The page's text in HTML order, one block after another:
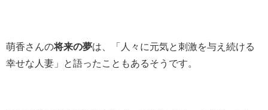
萌香さんの将来の夢は、「人々に元気と刺激を与え続ける
幸せな人妻」と語ったこともあるそうです。